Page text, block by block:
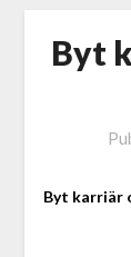
Byt
Byt karriär